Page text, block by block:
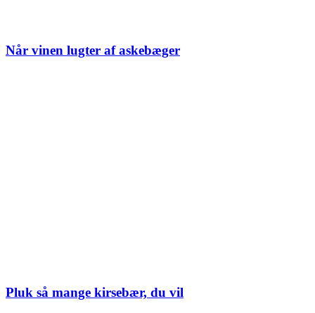
Når vinen lugter af askebæger
Pluk så mange kirsebær, du vil